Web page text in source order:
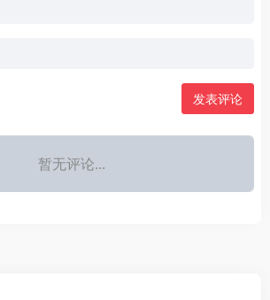
发表评论
暂无评论...